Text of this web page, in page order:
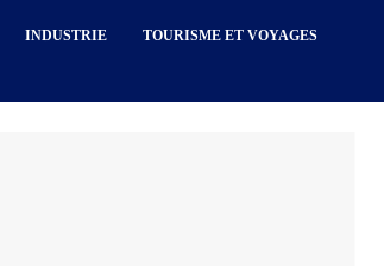
INDUSTRIE TOURISME ET VOYAGES